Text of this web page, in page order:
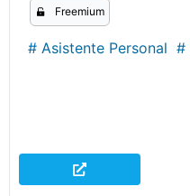
Freemium
# Asistente Personal #